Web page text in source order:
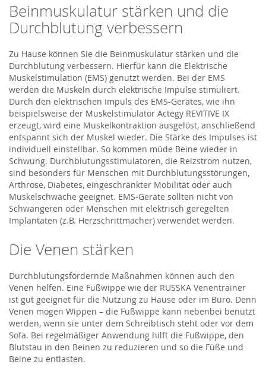
Beinmuskulatur stärken und die
Durchblutung verbessern
Zu Hause können Sie die Beinmuskulatur stärken und die
Durchblutung verbessern. Hierfür kann die Elektrische
Muskelstimulation (EMS) genutzt werden. Bei der EMS
werden die Muskeln durch elektrische Impulse stimuliert.
Durch den elektrischen Impuls des EMS-Gerätes, wie ihn
beispielsweise der Muskelstimulator Actegy REVITIVE IX
erzeugt, wird eine Muskelkontraktion ausgelöst, anschließend
entspannt sich der Muskel wieder. Die Stärke des Impulses ist
individuell einstellbar. So kommen müde Beine wieder in
Schwung. Durchblutungsstimulatoren, die Reizstrom nutzen,
sind besonders für Menschen mit Durchblutungsstörungen,
Arthrose, Diabetes, eingeschränkter Mobilität oder auch
Muskelschwäche geeignet. EMS-Geräte sollten nicht von
Schwangeren oder Menschen mit elektrisch geregelten
Implantaten (z.B. Herzschrittmacher) verwendet werden.
Die Venen stärken
Durchblutungsfördernde Maßnahmen können auch den
Venen helfen. Eine Fußwippe wie der RUSSKA Venentrainer
ist gut geeignet für die Nutzung zu Hause oder im Büro. Denn
Venen mögen Wippen – die Fußwippe kann nebenbei benutzt
werden, wenn sie unter dem Schreibtisch steht oder vor dem
Sofa. Bei regelmäßiger Anwendung hilft die Fußwippe, den
Blutstau in den Beinen zu reduzieren und so die Füße und
Beine zu entlasten.